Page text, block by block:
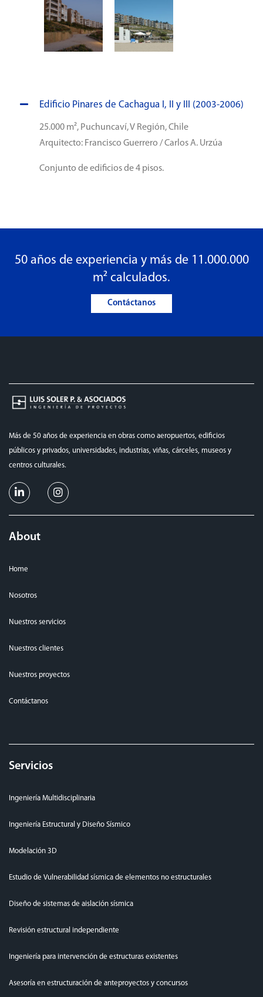
Edificio Pinares de Cachagua I, II y III (2003-2006)
25.000 m², Puchuncaví, V Región, Chile
Arquitecto: Francisco Guerrero / Carlos A. Urzúa
Conjunto de edificios de 4 pisos.
50 años de experiencia y más de 11.000.000
m² calculados.
Contáctanos
Más de 50 años de experiencia en obras como aeropuertos, edificios
públicos y privados, universidades, industrias, viñas, cárceles, museos y
centros culturales.
About
Home
Nosotros
Nuestros servicios
Nuestros clientes
Nuestros proyectos
Contáctanos
Servicios
Ingeniería Multidisciplinaria
Ingeniería Estructural y Diseño Sísmico
Modelación 3D
Estudio de Vulnerabilidad sísmica de elementos no estructurales
Diseño de sistemas de aislación sísmica
Revisión estructural independiente
Ingeniería para intervención de estructuras existentes
Asesoría en estructuración de anteproyectos y concursos